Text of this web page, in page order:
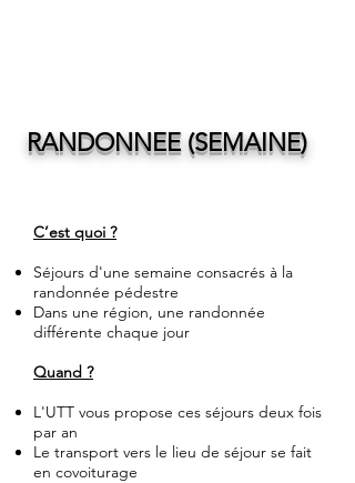
RANDONNEE (SEMAINE)
C’est quoi ?
Séjours d'une semaine consacrés à la
randonnée pédestre
Dans une région, une randonnée
différente chaque jour
Quand ?
L'UTT vous propose ces séjours deux fois
par an
Le transport vers le lieu de séjour se fait
en covoiturage